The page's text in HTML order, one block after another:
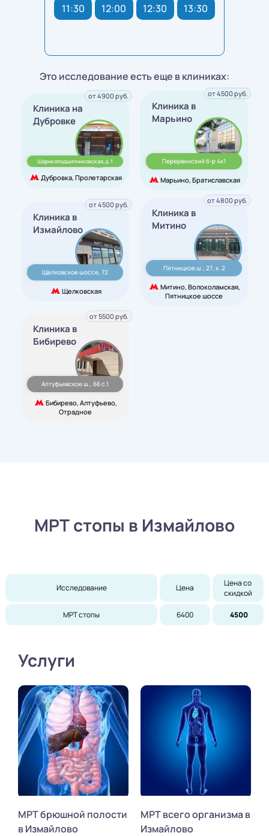
11:30 12:00 12:30 13:30
Это исследование есть еще в клиниках:
Клиника на
Дубровке
Шарикоподшипниковская,д. 1
Дубровка, Пролетарская
от 4900 руб.
Клиника в
Марьино
Перервинский б-р 4к1
Марьино, Братиславская
от 4500 руб.
Клиника в
Измайлово
Щелковское шоссе, 72
Щелковская
от 4500 руб.
Клиника в
Митино
Пятницкое ш., 27, к. 2
Митино, Волоколамская,
Пятницкое шоссе
от 4800 руб.
Клиника в
Бибирево
Алтуфьевское ш., 66 с.1
Бибирево, Алтуфьево,
Отрадное
от 5500 руб.
МРТ стопы в Измайлово
Исследование Цена
Цена со
скидкой
МРТ стопы 6400 4500
Услуги
МРТ брюшной полости
в Измайлово
МРТ всего организма в
Измайлово